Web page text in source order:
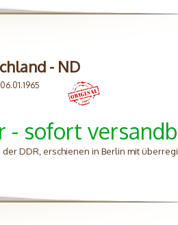
- ND
- sofort
DDR, erschienen in Berlin mit